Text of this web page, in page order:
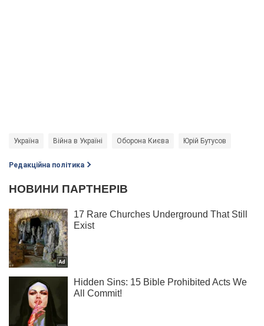
Україна Війна в Україні Оборона Києва Юрій Бутусов
Редакційна політика